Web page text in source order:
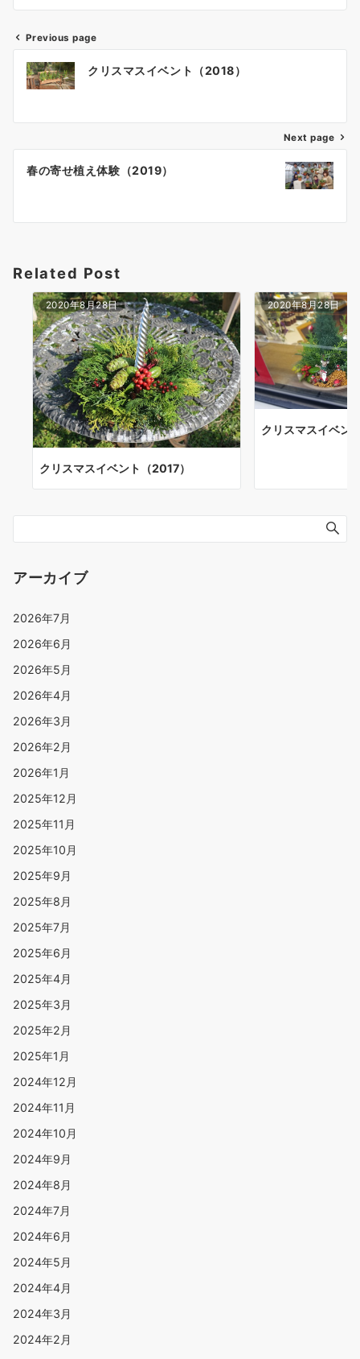
Previous page
クリスマスイベント（2018）
Next page
春の寄せ植え体験（2019）
Related Post
2020年8月28日
クリスマスイベント（2017）
2020年8月28日
クリスマスイベン
アーカイブ
2026年7月
2026年6月
2026年5月
2026年4月
2026年3月
2026年2月
2026年1月
2025年12月
2025年11月
2025年10月
2025年9月
2025年8月
2025年7月
2025年6月
2025年4月
2025年3月
2025年2月
2025年1月
2024年12月
2024年11月
2024年10月
2024年9月
2024年8月
2024年7月
2024年6月
2024年5月
2024年4月
2024年3月
2024年2月